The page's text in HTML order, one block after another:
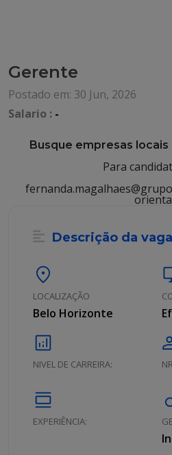
Gerente
Postado em: 30 Jun, 2026
Salario : -
Busque empresas locais
Para
Descrição da vaga
location_on
LOCALIZAÇÃO
Belo Horizonte
analytics
NIVEL DE CARREIRA:
calendar_view_day
EXPERIÊNCIA: